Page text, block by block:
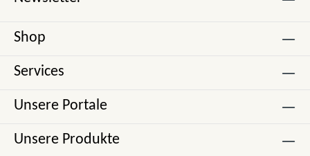
Shop
Services
Unsere Portale
Unsere Produkte